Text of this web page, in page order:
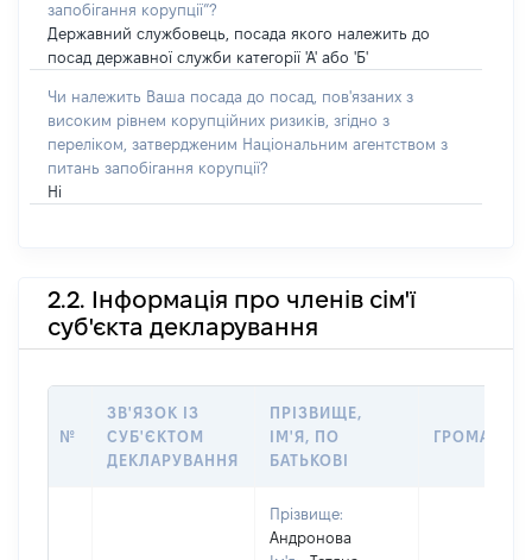
запобігання корупції”?
Державний службовець, посада якого належить до
посад державної служби категорії 'А' або 'Б'
Чи належить Ваша посада до посад, пов'язаних з
високим рівнем корупційних ризиків, згідно з
переліком, затвердженим Національним агентством з
питань запобігання корупції?
Ні
2.2. Інформація про членів сім'ї
суб'єкта декларування
№
ЗВ'ЯЗОК ІЗ
СУБ'ЄКТОМ
ДЕКЛАРУВАННЯ
ПРІЗВИЩЕ,
ІМ'Я, ПО
БАТЬКОВІ
Прізвище:
Андронова